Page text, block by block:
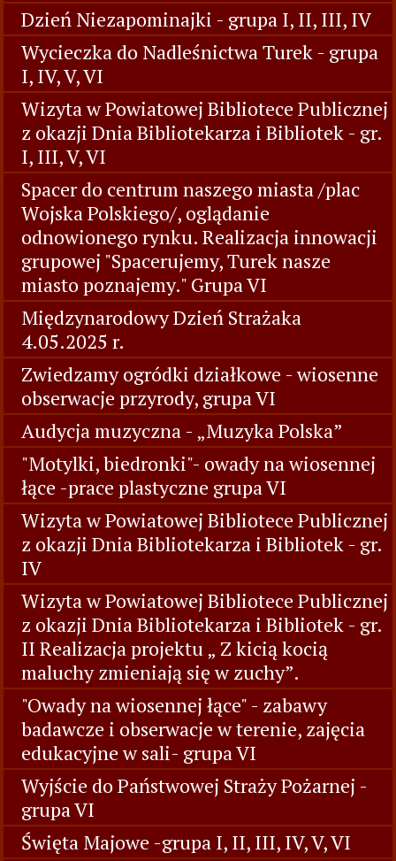
Dzień Niezapominajki - grupa I, II, III, IV
Wycieczka do Nadleśnictwa Turek - grupa
I, IV, V, VI
Wizyta w Powiatowej Bibliotece Publicznej
z okazji Dnia Bibliotekarza i Bibliotek - gr.
I, III, V, VI
Spacer do centrum naszego miasta /plac
Wojska Polskiego/, oglądanie
odnowionego rynku. Realizacja innowacji
grupowej "Spacerujemy, Turek nasze
miasto poznajemy." Grupa VI
Międzynarodowy Dzień Strażaka
4.05.2025 r.
Zwiedzamy ogródki działkowe - wiosenne
obserwacje przyrody, grupa VI
Audycja muzyczna - „Muzyka Polska”
"Motylki, biedronki"- owady na wiosennej
łące -prace plastyczne grupa VI
Wizyta w Powiatowej Bibliotece Publicznej
z okazji Dnia Bibliotekarza i Bibliotek - gr.
IV
Wizyta w Powiatowej Bibliotece Publicznej
z okazji Dnia Bibliotekarza i Bibliotek - gr.
II Realizacja projektu „ Z kicią kocią
maluchy zmieniają się w zuchy”.
"Owady na wiosennej łące" - zabawy
badawcze i obserwacje w terenie, zajęcia
edukacyjne w sali- grupa VI
Wyjście do Państwowej Straży Pożarnej -
grupa VI
Święta Majowe -grupa I, II, III, IV, V, VI